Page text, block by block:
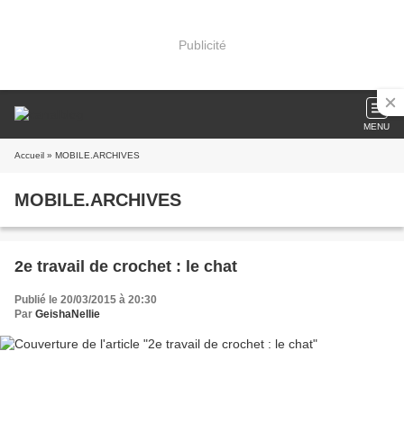
Publicité
MENU
Accueil » MOBILE.ARCHIVES
MOBILE.ARCHIVES
2e travail de crochet : le chat
Publié le 20/03/2015 à 20:30
Par GeishaNellie